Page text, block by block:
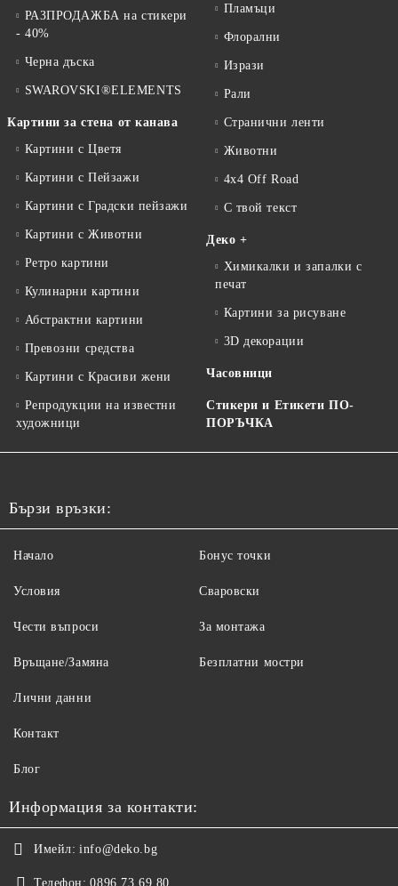
РАЗПРОДАЖБА на стикери
- 40%
Черна дъска
SWAROVSKI®ELEMENTS
Картини за стена от канава
Картини с Цветя
Картини с Пейзажи
Картини с Градски пейзажи
Картини с Животни
Ретро картини
Кулинарни картини
Абстрактни картини
Превозни средства
Картини с Красиви жени
Репродукции на известни
художници
Пламъци
Флорални
Изрази
Рали
Странични ленти
Животни
4x4 Off Road
С твой текст
Деко +
Химикалки и запалки с
печат
Картини за рисуване
3D декорации
Часовници
Стикери и Етикети ПО-
ПОРЪЧКА
Бързи връзки:
Начало
Условия
Чести въпроси
Връщане/Замяна
Бонус точки
Сваровски
За монтажа
Безплатни мостри
Лични данни
Контакт
Блог
Информация за контакти:
Имейл: info@deko.bg
Телефон: 0896 73 69 80